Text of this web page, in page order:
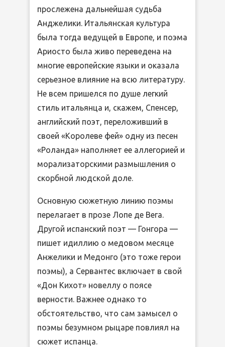
прослежена дальнейшая судьба
Анджелики. Итальянская культура
была тогда ведущей в Европе, и поэма
Ариосто была живо переведена на
многие европейские языки и оказала
серьезное влияние на всю литературу.
Не всем пришелся по душе легкий
стиль итальянца и, скажем, Спенсер,
английский поэт, переложивший в
своей «Королеве фей» одну из песен
«Роланда» наполняет ее аллегорией и
морализаторскими размышления о
скорбной людской доле.
Основную сюжетную линию поэмы
перелагает в прозе Лопе де Вега.
Другой испанский поэт — Гонгора —
пишет идиллию о медовом месяце
Анжелики и Медонго (это тоже герои
поэмы), а Сервантес включает в свой
«Дон Кихот» новеллу о поясе
верности. Важнее однако то
обстоятельство, что сам замысел о
поэмы безумном рыцаре повлиял на
сюжет испанца.